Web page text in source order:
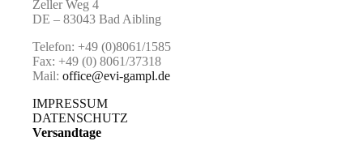
Zeller Weg 4
DE – 83043 Bad Aibling
Telefon: +49 (0)8061/1585
Fax: +49 (0) 8061/37318
Mail: office@evi-gampl.de
IMPRESSUM
DATENSCHUTZ
Versandtage